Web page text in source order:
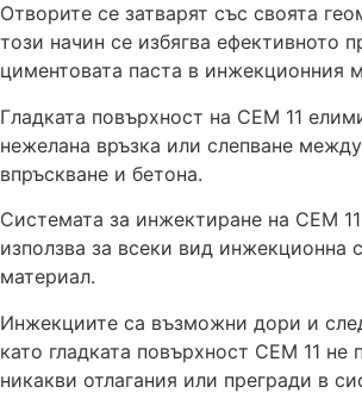
Отворите се затварят със своята
този начин се избягва ефективното
циментовата паста в инжекционния
Гладката повърхност на CEM 11
нежелана връзка или слепване
впръскване и бетона.
Системата за инжектиране на СЕМ
използва за всеки вид инжекционна
материал.
Инжекциите са възможни дори и
като гладката повърхност CEM 11 не
никакви отлагания или прегради в